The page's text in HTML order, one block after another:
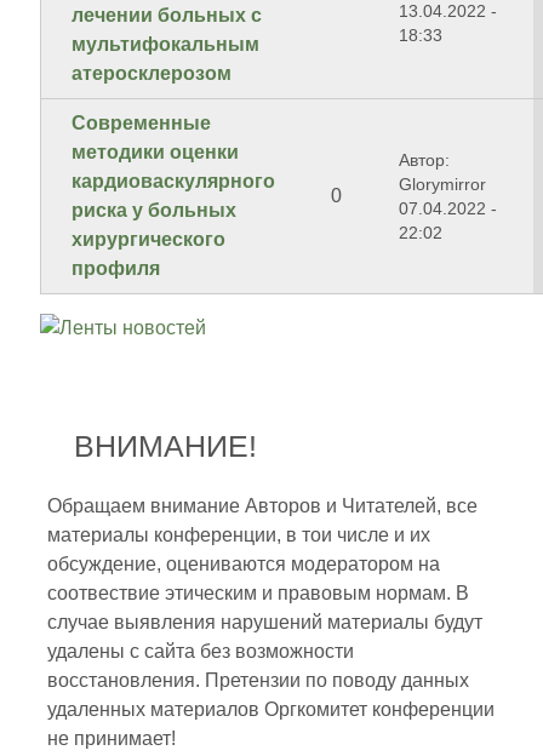
лечении больных с
мультифокальным
атеросклерозом
13.04.2022 -
18:33
Современные
методики оценки
кардиоваскулярного
риска у больных
хирургического
профиля
0
Автор:
Glorymirror
07.04.2022 -
22:02
ВНИМАНИЕ!
Обращаем внимание Авторов и Читателей, все
материалы конференции, в тои числе и их
обсуждение, оцениваются модератором на
соотвествие этическим и правовым нормам. В
случае выявления нарушений материалы будут
удалены с сайта без возможности
восстановления. Претензии по поводу данных
удаленных материалов Оргкомитет конференции
не принимает!